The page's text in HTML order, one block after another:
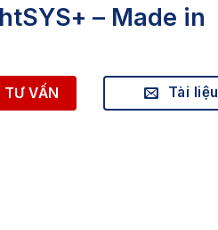
– Made in
VẤN Tài liệu